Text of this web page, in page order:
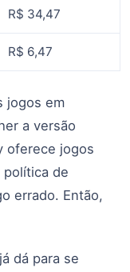
R$ 34,47
R$ 6,47
jogos em
a versão
oferece jogos
política de
errado. Então,
dá para se